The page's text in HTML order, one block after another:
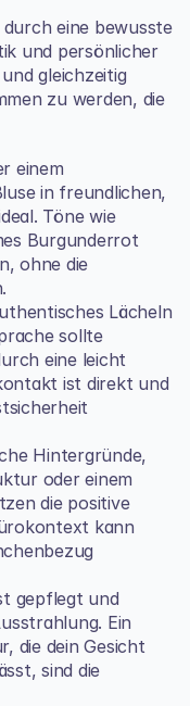
eine bewusste
und persönlicher
gleichzeitig
zu werden, die
einem
in freundlichen,
Töne wie
Burgunderrot
ohne die
Lächeln
sollte
eine leicht
ist direkt und
Hintergründe,
oder einem
die positive
kann
gepflegt und
Ein
die dein Gesicht
sind die